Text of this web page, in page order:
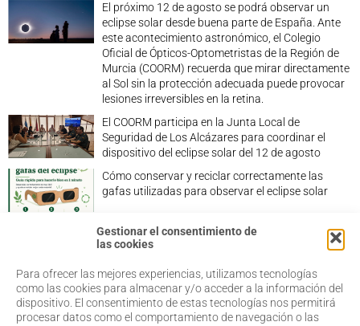
Gestionar el consentimiento de
las cookies
Para ofrecer las mejores experiencias, utilizamos tecnologías
como las cookies para almacenar y/o acceder a la información del
dispositivo. El consentimiento de estas tecnologías nos permitirá
procesar datos como el comportamiento de navegación o las
El próximo 12 de agosto se podrá observar un
eclipse solar desde buena parte de España. Ante
este acontecimiento astronómico, el Colegio
Oficial de Ópticos-Optometristas de la Región de
Murcia (COORM) recuerda que mirar directamente
al Sol sin la protección adecuada puede provocar
lesiones irreversibles en la retina.
El COORM participa en la Junta Local de
Seguridad de Los Alcázares para coordinar el
dispositivo del eclipse solar del 12 de agosto
Cómo conservar y reciclar correctamente las
gafas utilizadas para observar el eclipse solar
968 20 87 67
admin@coorm.org
Salud Visual
Profesionales
Quiénes somos